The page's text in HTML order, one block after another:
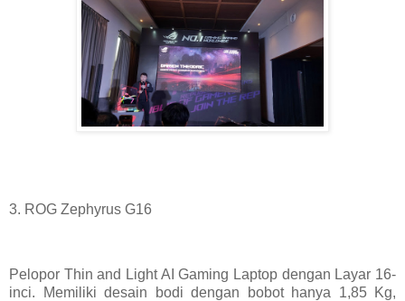
3. ROG Zephyrus G16
Pelopor Thin and Light AI Gaming Laptop dengan Layar 16-
inci. Memiliki desain bodi dengan bobot hanya 1,85 Kg,